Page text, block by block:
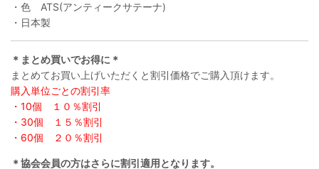
・色 ATS(アンティークサテーナ)
・日本製
＊まとめ買いでお得に＊
まとめてお買い上げいただくと割引価格でご購入頂けます。
購入単位ごとの割引率
・10個 １０％割引
・30個 １５％割引
・60個 ２０％割引
＊協会会員の方はさらに割引適用となります。